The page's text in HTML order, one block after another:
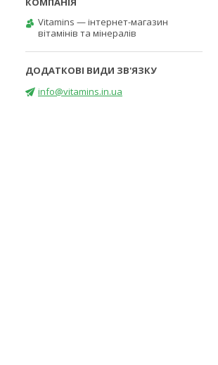
Vitamins — інтернет-магазин
вітамінів та мінералів
info@vitamins.in.ua